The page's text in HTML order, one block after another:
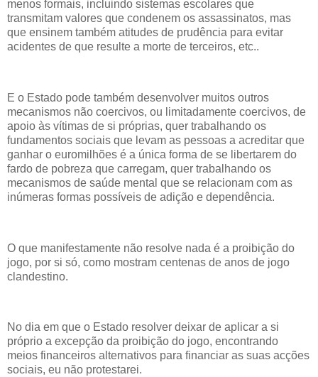
menos formais, incluindo sistemas escolares que
transmitam valores que condenem os assassinatos, mas
que ensinem também atitudes de prudência para evitar
acidentes de que resulte a morte de terceiros, etc..
E o Estado pode também desenvolver muitos outros
mecanismos não coercivos, ou limitadamente coercivos, de
apoio às vítimas de si próprias, quer trabalhando os
fundamentos sociais que levam as pessoas a acreditar que
ganhar o euromilhões é a única forma de se libertarem do
fardo de pobreza que carregam, quer trabalhando os
mecanismos de saúde mental que se relacionam com as
inúmeras formas possíveis de adição e dependência.
O que manifestamente não resolve nada é a proibição do
jogo, por si só, como mostram centenas de anos de jogo
clandestino.
No dia em que o Estado resolver deixar de aplicar a si
próprio a excepção da proibição do jogo, encontrando
meios financeiros alternativos para financiar as suas acções
sociais, eu não protestarei.